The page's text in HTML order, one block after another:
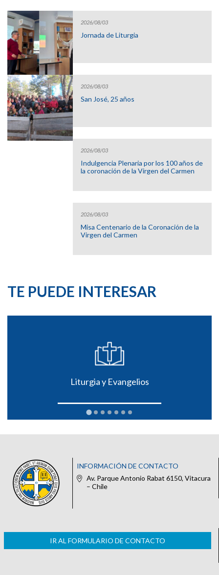
2026/08/03
Jornada de Liturgia
2026/08/03
San José, 25 años
2026/08/03
Indulgencia Plenaria por los 100 años de
la coronación de la Virgen del Carmen
2026/08/03
Misa Centenario de la Coronación de la
Virgen del Carmen
TE PUEDE INTERESAR
Liturgia y Evangelios
INFORMACIÓN DE CONTACTO
Av. Parque Antonio Rabat 6150, Vitacura
– Chile
IR AL FORMULARIO DE CONTACTO